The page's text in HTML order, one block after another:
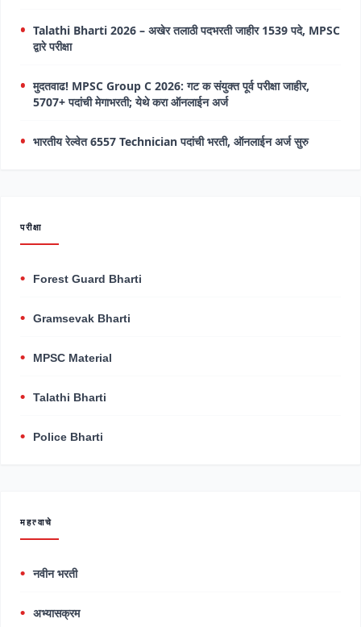
Talathi Bharti 2026 – अखेर तलाठी पदभरती जाहीर 1539 पदे, MPSC
द्वारे परीक्षा
मुदतवाढ! MPSC Group C 2026: गट क संयुक्त पूर्व परीक्षा जाहीर,
5707+ पदांची मेगाभरती; येथे करा ऑनलाईन अर्ज
भारतीय रेल्वेत 6557 Technician पदांची भरती, ऑनलाईन अर्ज सुरु
परीक्षा
Forest Guard Bharti
Gramsevak Bharti
MPSC Material
Talathi Bharti
Police Bharti
महत्वाचे
नवीन भरती
अभ्यासक्रम